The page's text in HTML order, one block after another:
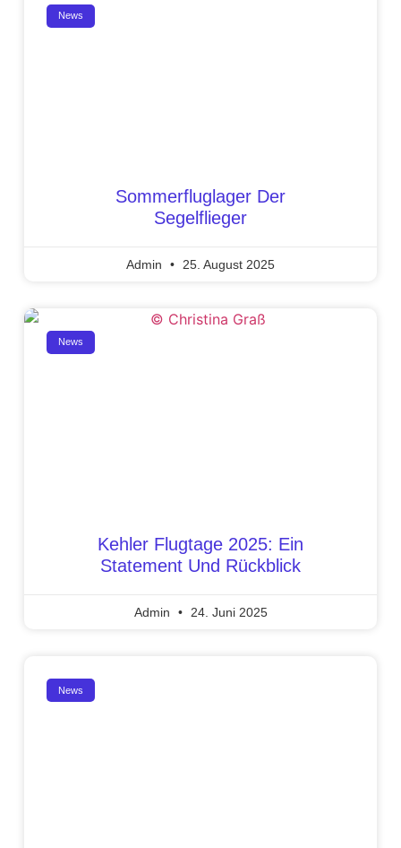
News
Sommerfluglager Der
Segelflieger
Admin 25. August 2025
News
Kehler Flugtage 2025: Ein
Statement Und Rückblick
Admin 24. Juni 2025
News